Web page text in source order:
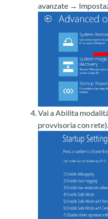
avanzate →
Vai a Abilita
provvisoria con rete).